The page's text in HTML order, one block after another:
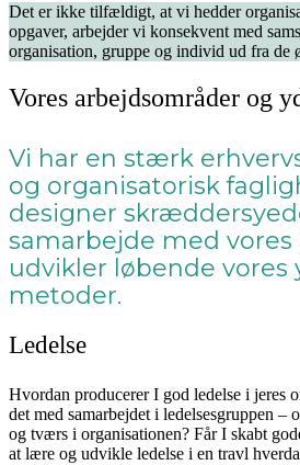
Det er ikke tilfældigt, at vi hedder
opgaver, arbejder vi konsekvent med
organisation, gruppe og individ ud fra de
Vores arbejdsområder og
Vi har en stærk
og organisatorisk
designer
samarbejde med
udvikler løbende vores
metoder.
Ledelse
Hvordan producerer I god ledelse i jeres
det med samarbejdet i ledelsesgruppen –
og tværs i organisationen? Får I skabt
at lære og udvikle ledelse i en travl